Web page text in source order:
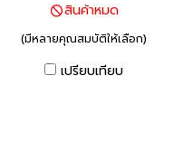
สินค้าหมด
(มีหลายคุณสมบัติให้เลือก)
เปรียบเทียบ